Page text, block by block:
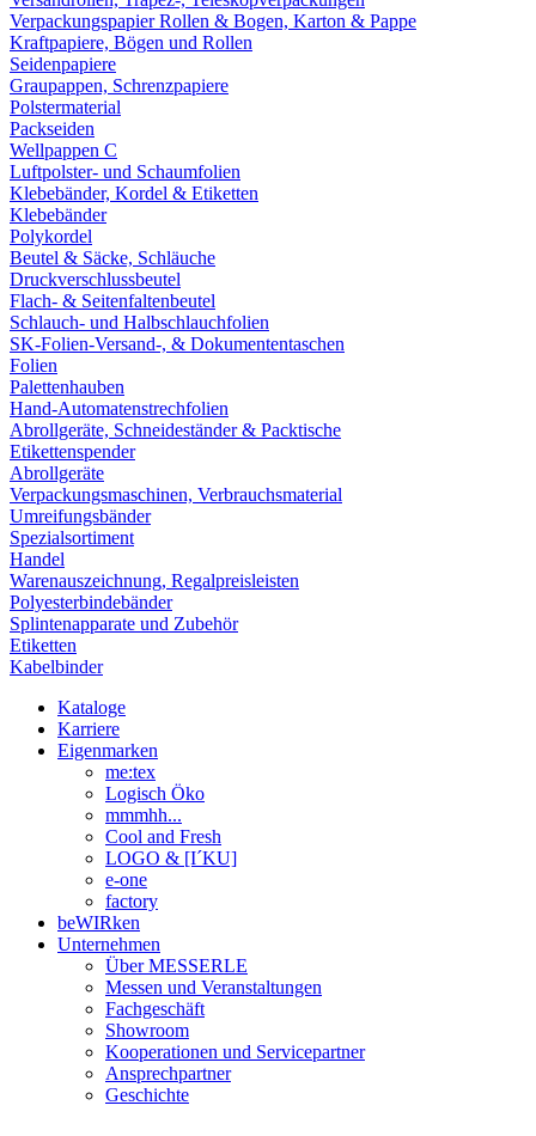
Verpackungspapier Rollen & Bogen, Karton & Pappe
Kraftpapiere, Bögen und Rollen
Seidenpapiere
Graupappen, Schrenzpapiere
Polstermaterial
Packseiden
Wellpappen C
Luftpolster- und Schaumfolien
Klebebänder, Kordel & Etiketten
Klebebänder
Polykordel
Beutel & Säcke, Schläuche
Druckverschlussbeutel
Flach- & Seitenfaltenbeutel
Schlauch- und Halbschlauchfolien
SK-Folien-Versand-, & Dokumententaschen
Folien
Palettenhauben
Hand-Automatenstrechfolien
Abrollgeräte, Schneideständer & Packtische
Etikettenspender
Abrollgeräte
Verpackungsmaschinen, Verbrauchsmaterial
Umreifungsbänder
Spezialsortiment
Handel
Warenauszeichnung, Regalpreisleisten
Polyesterbindebänder
Splintenapparate und Zubehör
Etiketten
Kabelbinder
Kataloge
Karriere
Eigenmarken
me:tex
Logisch Öko
mmmhh...
Cool and Fresh
LOGO & [I´KU]
e-one
factory
beWIRken
Unternehmen
Über MESSERLE
Messen und Veranstaltungen
Fachgeschäft
Showroom
Kooperationen und Servicepartner
Ansprechpartner
Geschichte